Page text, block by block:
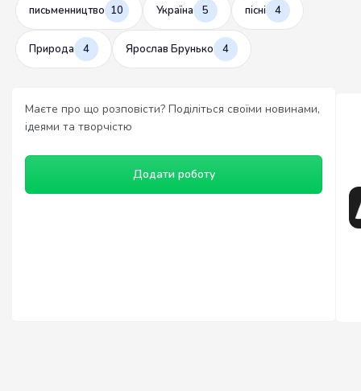
письменництво 10 Україна 5 пісні 4
Природа 4 Ярослав Брунько 4
Маєте про що розповісти? Поділіться своїми новинами,
ідеями та творчістю
Додати роботу